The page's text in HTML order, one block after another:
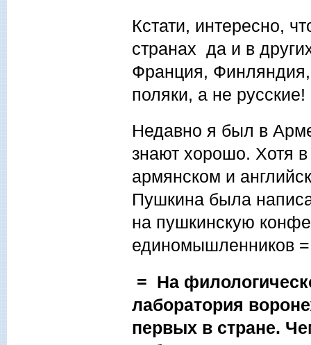
Кстати, интересно,
странах да и в
Франция,
поляки, а не русские!
Недавно я был в
знают хорошо. Хотя
армянском и
Пушкина была
на пушкинскую
единомышленников
= На
лаборатория
первых в стране.